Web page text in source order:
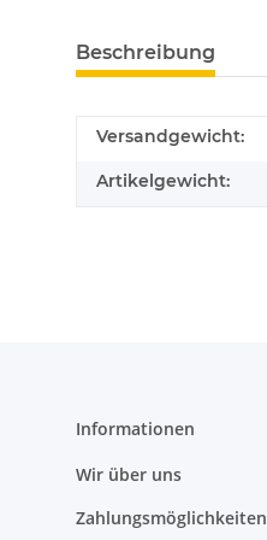
Beschreibung
Versandgewicht:
Artikelgewicht:
Informationen
Wir über uns
Zahlungsmöglichkeiten